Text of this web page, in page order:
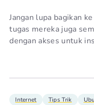
Jangan lupa bagikan
tugas mereka juga
dengan akses untuk
Internet Tips Trik